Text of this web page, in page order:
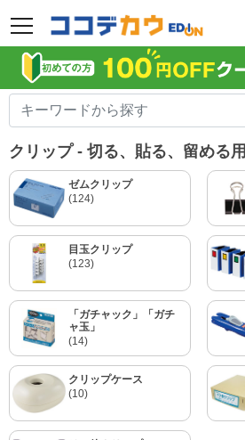
メニュー
クリップ - 切る、貼る、留める
ゼムクリップ
(124)
目玉クリップ
(123)
「ガチャック」「ガチ
ャ玉」
(14)
クリップケース
(10)